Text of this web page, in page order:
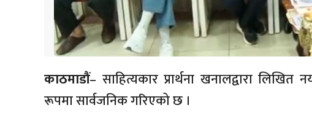
काठमाडौं– साहित्यकार प्रार्थना खनालद्वारा
रूपमा सार्वजनिक गरिएको छ ।